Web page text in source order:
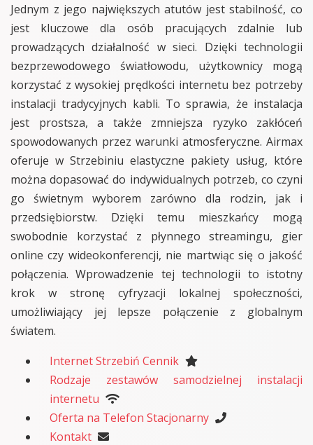
Jednym z jego największych atutów jest stabilność, co
jest kluczowe dla osób pracujących zdalnie lub
prowadzących działalność w sieci. Dzięki technologii
bezprzewodowego światłowodu, użytkownicy mogą
korzystać z wysokiej prędkości internetu bez potrzeby
instalacji tradycyjnych kabli. To sprawia, że instalacja
jest prostsza, a także zmniejsza ryzyko zakłóceń
spowodowanych przez warunki atmosferyczne. Airmax
oferuje w Strzebiniu elastyczne pakiety usług, które
można dopasować do indywidualnych potrzeb, co czyni
go świetnym wyborem zarówno dla rodzin, jak i
przedsiębiorstw. Dzięki temu mieszkańcy mogą
swobodnie korzystać z płynnego streamingu, gier
online czy wideokonferencji, nie martwiąc się o jakość
połączenia. Wprowadzenie tej technologii to istotny
krok w stronę cyfryzacji lokalnej społeczności,
umożliwiający jej lepsze połączenie z globalnym
światem.
Internet Strzebiń Cennik
Rodzaje zestawów samodzielnej instalacji
internetu
Oferta na Telefon Stacjonarny
Kontakt